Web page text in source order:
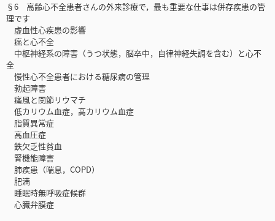
§6 高齢心不全患者さんの外来診療で，最も重要な仕事は併存疾患の管
理です
虚血性心疾患の影響
癌と心不全
中枢神経系の障害（うつ状態，脳卒中，自律神経失調を含む）と心不
全
慢性心不全患者における糖尿病の管理
勃起障害
痛風と関節リウマチ
低カリウム血症，高カリウム血症
脂質異常症
高血圧症
鉄欠乏性貧血
腎機能障害
肺疾患（喘息，COPD）
肥満
睡眠時無呼吸症候群
心臓弁膜症